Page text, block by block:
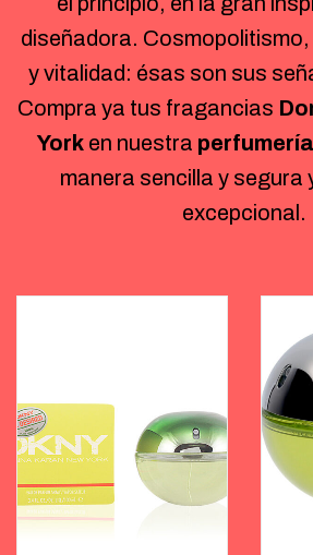
diseñadora.
y vitalidad: ésas son sus
Compra ya tus fragancias
Yorken nuestra
manera sencilla y segura
excepcional.